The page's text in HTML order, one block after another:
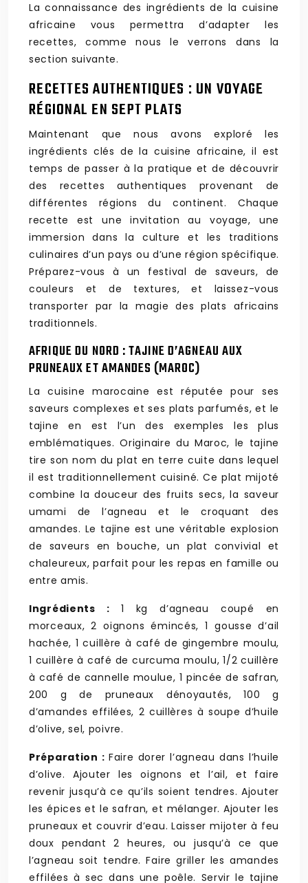
La connaissance des ingrédients de la cuisine
africaine vous permettra d’adapter les
recettes, comme nous le verrons dans la
section suivante.
RECETTES AUTHENTIQUES : UN VOYAGE
RÉGIONAL EN SEPT PLATS
Maintenant que nous avons exploré les
ingrédients clés de la cuisine africaine, il est
temps de passer à la pratique et de découvrir
des recettes authentiques provenant de
différentes régions du continent. Chaque
recette est une invitation au voyage, une
immersion dans la culture et les traditions
culinaires d’un pays ou d’une région spécifique.
Préparez-vous à un festival de saveurs, de
couleurs et de textures, et laissez-vous
transporter par la magie des plats africains
traditionnels.
AFRIQUE DU NORD : TAJINE D’AGNEAU AUX
PRUNEAUX ET AMANDES (MAROC)
La cuisine marocaine est réputée pour ses
saveurs complexes et ses plats parfumés, et le
tajine en est l’un des exemples les plus
emblématiques. Originaire du Maroc, le tajine
tire son nom du plat en terre cuite dans lequel
il est traditionnellement cuisiné. Ce plat mijoté
combine la douceur des fruits secs, la saveur
umami de l’agneau et le croquant des
amandes. Le tajine est une véritable explosion
de saveurs en bouche, un plat convivial et
chaleureux, parfait pour les repas en famille ou
entre amis.
Ingrédients : 1 kg d’agneau coupé en
morceaux, 2 oignons émincés, 1 gousse d’ail
hachée, 1 cuillère à café de gingembre moulu,
1 cuillère à café de curcuma moulu, 1/2 cuillère
à café de cannelle moulue, 1 pincée de safran,
200 g de pruneaux dénoyautés, 100 g
d’amandes effilées, 2 cuillères à soupe d’huile
d’olive, sel, poivre.
Préparation : Faire dorer l’agneau dans l’huile
d’olive. Ajouter les oignons et l’ail, et faire
revenir jusqu’à ce qu’ils soient tendres. Ajouter
les épices et le safran, et mélanger. Ajouter les
pruneaux et couvrir d’eau. Laisser mijoter à feu
doux pendant 2 heures, ou jusqu’à ce que
l’agneau soit tendre. Faire griller les amandes
effilées à sec dans une poêle. Servir le tajine